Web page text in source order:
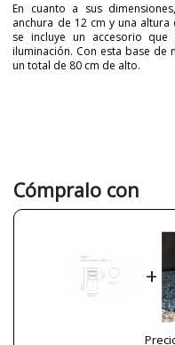
En cuanto a sus
anchura de 12 cm y una
se incluye un accesorio
iluminación. Con esta base
un total de 80 cm de alto.
Peso Neto (KG)
Plazo de Envío
Cómpralo con
+